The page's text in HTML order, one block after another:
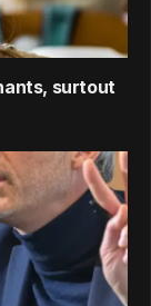
surtout